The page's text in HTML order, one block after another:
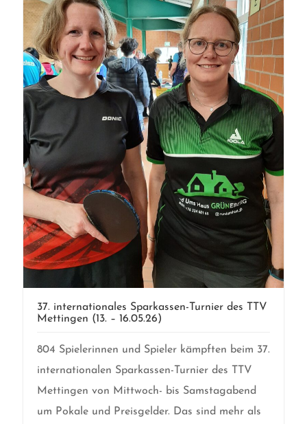
37. internationales Sparkassen-Turnier des TTV
Mettingen (13. – 16.05.26)
804 Spielerinnen und Spieler kämpften beim 37.
internationalen Sparkassen-Turnier des TTV
Mettingen von Mittwoch- bis Samstagabend
um Pokale und Preisgelder. Das sind mehr als